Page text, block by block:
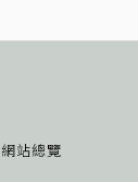
網站總覽